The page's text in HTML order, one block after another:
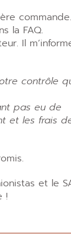
la FAQ.
Il
contrôle
pas eu de
et les frais
et le
!